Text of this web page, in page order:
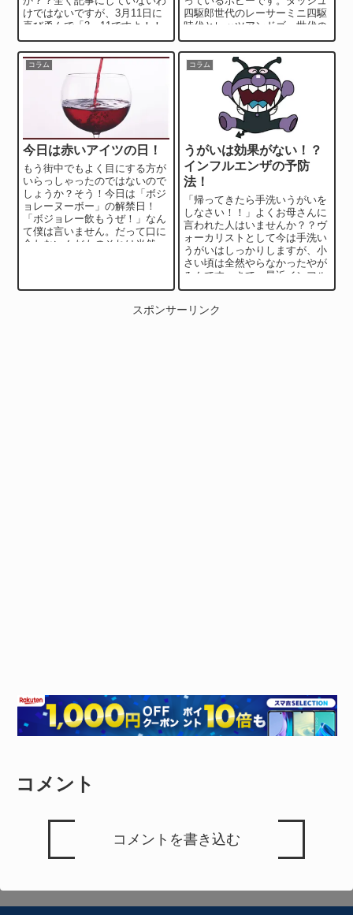
けではないですが、3月11日に
喜び勇んで「3・11ですよ！！
ほら！」みたいなことはあまり
したくな...
四駆郎世代のレーサーミニ四駆
時代とレッツアンドゴー世代の
フルか売るミニ四駆世代に分か
れているのではな...
コラム
今日は赤いアイツの日！
もう街中でもよく目にする方が
いらっしゃったのではないので
しょうか？そう！今日は「ボジ
ョレーヌーボー」の解禁日！
「ボジョレー飲もうぜ！」なん
て僕は言いません。だって口に
合わないんだものそれは当然。
コラム
うがいは効果がない！？
インフルエンザの予防
法！
「帰ってきたら手洗いうがいを
しなさい！！」よくお母さんに
言われた人はいませんか？？ヴ
ォーカリストとして今は手洗い
うがいはしっかりしますが、小
さい頃は全然やらなかったやが
みんです。さて、最近インフル
エンザの流行注意報がでまし
スポンサーリンク
コメント
コメントを書き込む